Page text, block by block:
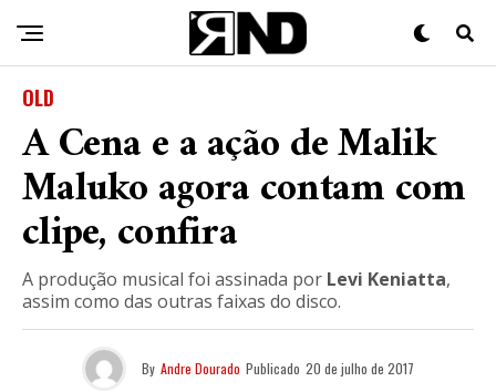
OLD
A Cena e a ação de Malik
Maluko agora contam com
clipe, confira
A produção musical foi assinada por Levi Keniatta,
assim como das outras faixas do disco.
By Andre Dourado Publicado 20 de julho de 2017